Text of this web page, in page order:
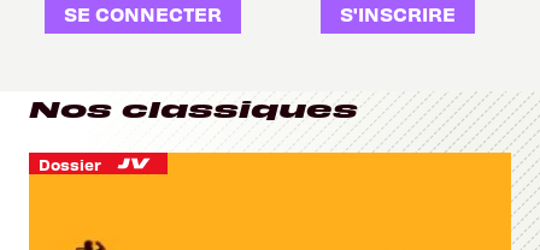
SE CONNECTER S'INSCRIRE
Nos classiques
Dossier